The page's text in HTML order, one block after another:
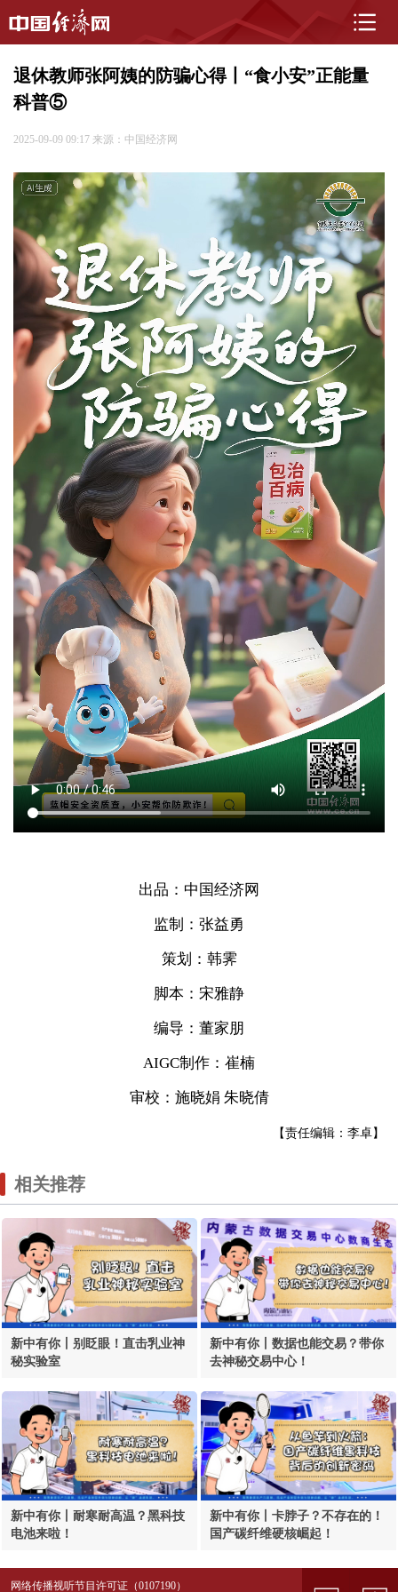
退休教师张阿姨的防骗心得丨“食小安”正能量
科普⑤
2025-09-09 09:17 来源：中国经济网
出品：中国经济网
监制：张益勇
策划：韩霁
脚本：宋雅静
编导：董家朋
AIGC制作：崔楠
审校：施晓娟 朱晓倩
【责任编辑：李卓】
相关推荐
新中有你丨别眨眼！直击乳业神
秘实验室
新中有你丨数据也能交易？带你
去神秘交易中心！
新中有你丨耐寒耐高温？黑科技
电池来啦！
新中有你丨卡脖子？不存在的！
国产碳纤维硬核崛起！
网络传播视听节目许可证（0107190）